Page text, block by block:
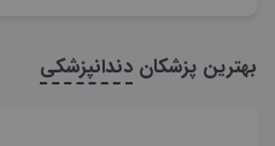
بهترین پزشکان دندانپزشکی